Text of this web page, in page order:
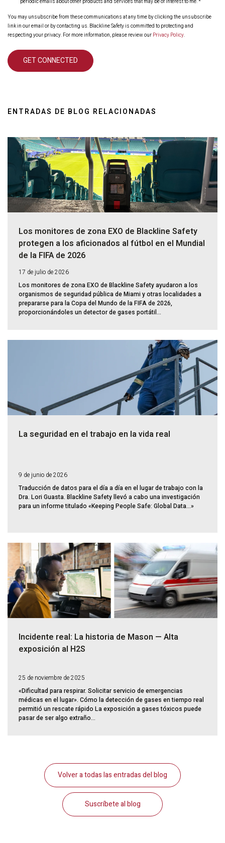
You may unsubscribe from these communications at any time by clicking the unsubscribe
link in our email or by contacting us. Blackline Safety is committed to protecting and
respecting your privacy. For more information, please review our Privacy Policy.
ENTRADAS DE BLOG RELACIONADAS
Los monitores de zona EXO de Blackline Safety
protegen a los aficionados al fútbol en el Mundial
de la FIFA de 2026
17 de julio de 2026
Los monitores de zona EXO de Blackline Safety ayudaron a los
organismos de seguridad pública de Miami y otras localidades a
prepararse para la Copa del Mundo de la FIFA de 2026,
proporcionándoles un detector de gases portátil...
La seguridad en el trabajo en la vida real
9 de junio de 2026
Traducción de datos para el día a día en el lugar de trabajo con la
Dra. Lori Guasta. Blackline Safety llevó a cabo una investigación
para un informe titulado «Keeping People Safe: Global Data...»
Incidente real: La historia de Mason — Alta
exposición al H2S
25 de noviembre de 2025
«Dificultad para respirar. Solicitar servicio de emergencias
médicas en el lugar». Cómo la detección de gases en tiempo real
permitió un rescate rápido La exposición a gases tóxicos puede
pasar de ser algo extraño...
Volver a todas las entradas del blog
Suscríbete al blog